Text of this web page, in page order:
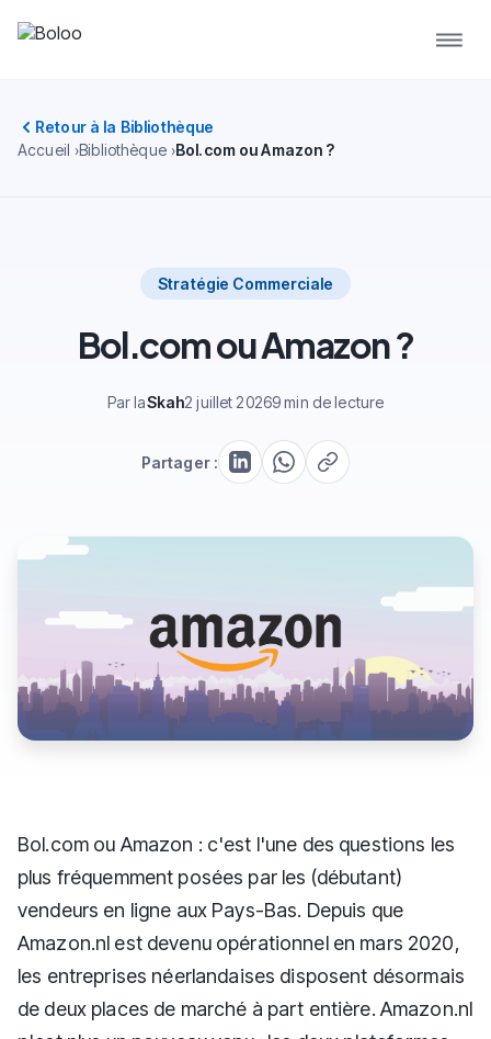
Retour à la Bibliothèque
Accueil Bibliothèque Bol.com ou Amazon ?
Stratégie Commerciale
Bol.com ou Amazon ?
Par laSkah2 juillet 20269 min de lecture
Partager :
Bol.com ou Amazon : c'est l'une des questions les
plus fréquemment posées par les (débutant)
vendeurs en ligne aux Pays-Bas. Depuis que
Amazon.nl est devenu opérationnel en mars 2020,
les entreprises néerlandaises disposent désormais
de deux places de marché à part entière. Amazon.nl